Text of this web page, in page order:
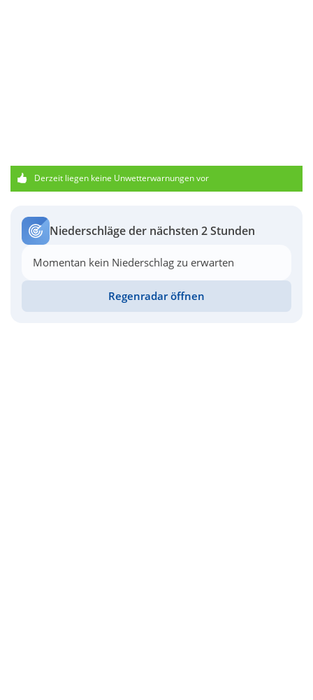
Derzeit liegen keine Unwetterwarnungen vor
Niederschläge der nächsten 2 Stunden
Momentan kein Niederschlag zu erwarten
Regenradar öffnen